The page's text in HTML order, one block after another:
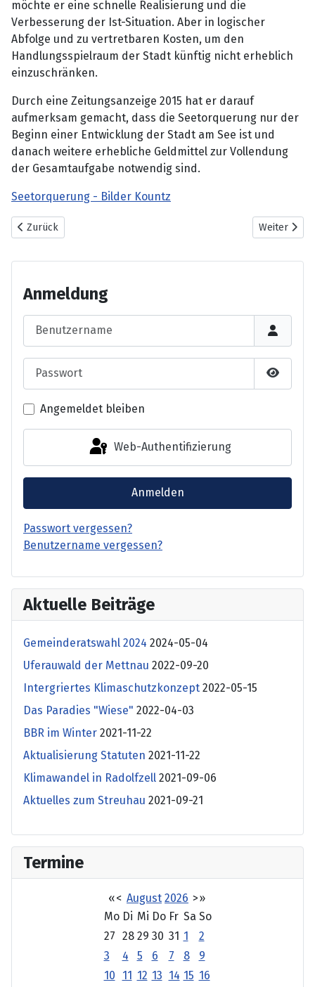
möchte er eine schnelle Realisierung und die
Verbesserung der Ist-Situation. Aber in logischer
Abfolge und zu vertretbaren Kosten, um den
Handlungsspielraum der Stadt künftig nicht erheblich
einzuschränken.
Durch eine Zeitungsanzeige 2015 hat er darauf
aufmerksam gemacht, dass die Seetorquerung nur der
Beginn einer Entwicklung der Stadt am See ist und
danach weitere erhebliche Geldmittel zur Vollendung
der Gesamtaufgabe notwendig sind.
Seetorquerung - Bilder Kountz
Vorheriger Beitrag: Seetorquerung - Alternative Kiefer
Zurück Nächster
Weiter
Anmeldung
Angemeldet bleiben
Web-Authentifizierung
Anmelden
Passwort vergessen?
Benutzername vergessen?
Aktuelle Beiträge
Gemeinderatswahl 2024 2024-05-04
Uferauwald der Mettnau 2022-09-20
Intergriertes Klimaschutzkonzept 2022-05-15
Das Paradies "Wiese" 2022-04-03
BBR im Winter 2021-11-22
Aktualisierung Statuten 2021-11-22
Klimawandel in Radolfzell 2021-09-06
Aktuelles zum Streuhau 2021-09-21
Termine
«< August 2026 >»
Mo Di Mi Do Fr Sa So
27 28 29 30 31 1
2
3
4 5 6 7 8
9
10
11 12 13 14 15 16